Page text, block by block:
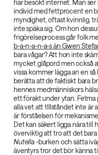
har besökt internet. Man
individ med fettprocent en
myndighet, oftast kvinnlig,
inte späka sig. Om hon
frigörelseprocess går folk
b-a-n-a-n-a-s än Gwen
bara vågar? Att hon inte
mycket glåpord men också
vissa kommer lägga an en
berätta att de faktiskt bara
hennes medmänniskors
ett förakt under ytan.
alla vet att tlllståndet inte är
är förståelsen för
Det kan säkert ligga nära till
överviktig att tro att det
Nutella‌-burken och sätta
äventyrs tror det bör känna